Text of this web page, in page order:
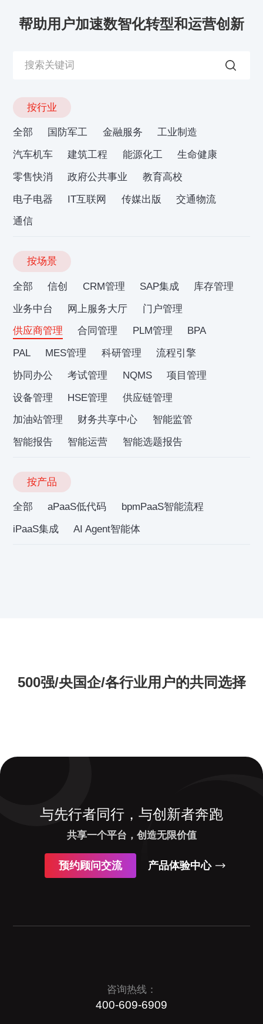
帮助用户加速数智化转型和运营创新
按行业
全部 国防军工 金融服务
工业制造
汽车机车
建筑工程 能源化工
生命健康
零售快消
政府公共事业
教育高校
电子电器
IT互联网 传媒出版
交通物流
通信
按场景
全部 信创 CRM管理 SAP集成
库存管理
业务中台
网上服务大厅
门户管理
供应商管理
合同管理 PLM管理
BPA
PAL
MES管理 科研管理
流程引擎
协同办公
考试管理 NQMS
项目管理
设备管理
HSE管理
供应链管理
加油站管理
财务共享中心
智能监管
智能报告
智能运营 智能选题报告
按产品
全部 aPaaS低代码
bpmPaaS智能流程
iPaaS集成
AI Agent智能体
500强/央国企/各行业用户的共同选择
与先行者同行，与创新者奔跑
共享一个平台，创造无限价值
预约顾问交流 产品体验中心
咨询热线：
400-609-6909